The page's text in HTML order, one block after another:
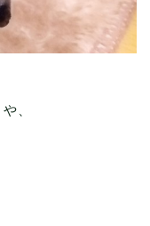
、